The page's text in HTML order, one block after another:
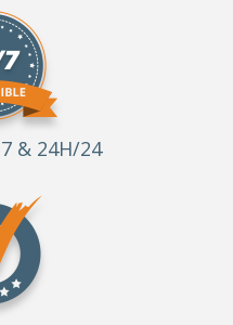
& 24H/24